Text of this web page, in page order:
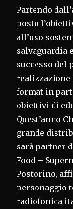
Partendo
posto
all’uso
salvaguardia
successo del
realizzazione
format in
obiettivi di
Quest’anno
grande
sarà partner
Food –
Postorino,
personaggio
radiofonica